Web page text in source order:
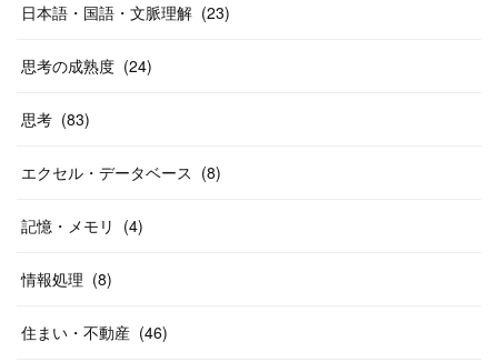
日本語・国語・文脈理解 (23)
思考の成熟度 (24)
思考 (83)
エクセル・データベース (8)
記憶・メモリ (4)
情報処理 (8)
住まい・不動産 (46)